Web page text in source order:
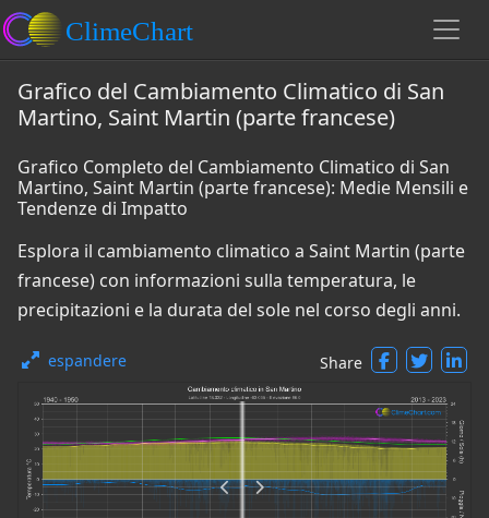
Grafico del Cambiamento Climatico di San
Martino, Saint Martin (parte francese)
Grafico Completo del Cambiamento Climatico di San
Martino, Saint Martin (parte francese): Medie Mensili e
Tendenze di Impatto
Esplora il cambiamento climatico a Saint Martin (parte
francese) con informazioni sulla temperatura, le
precipitazioni e la durata del sole nel corso degli anni.
espandere Share